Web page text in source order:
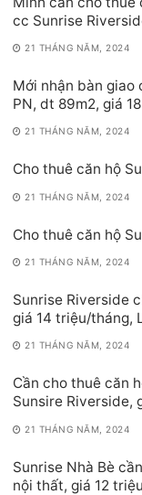
cc Sunrise
21 THÁNG NĂM, 2024
Mới nhận bàn giao
PN, dt 89m2, giá
21 THÁNG NĂM, 2024
Cho thuê căn hộ
21 THÁNG NĂM, 2024
Cho thuê căn hộ
21 THÁNG NĂM, 2024
Sunrise Riverside
giá 14 triệu/tháng,
21 THÁNG NĂM, 2024
Cần cho thuê căn
Sunsire Riverside,
21 THÁNG NĂM, 2024
Sunrise Nhà Bè
nội thất, giá 12